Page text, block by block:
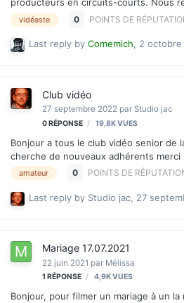
vidéaste amateur pour réaliser nos
publications Insta, Tiktok et Youtube. Deux programmes : une
saison type télé-réalité sur la
BienVivre et des hors séries suivant
annonce. Bonne journée à tous
Last reply by Comemich, 2 octobre
vidéaste 0 POINTS DE
Club vidéo
27 septembre 2022 par Studio jac
0RÉPONSE 19,8KVUES
Bonjour a tous le club vidéo senior de
cherche de nouveaux adhérents merci
Last reply by Studio jac, 27
amateur 0 POINTS DE
Mariage 17.07.2021
22 juin 2021 par Mélissa
1 RÉPONSE 4,9KVUES
Bonjour, pour filmer un mariage à un la marie de Feyt (19340) le